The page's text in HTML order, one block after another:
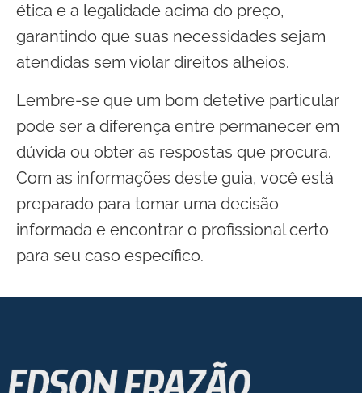
ética e a legalidade acima do preço,
garantindo que suas necessidades sejam
atendidas sem violar direitos alheios.
Lembre-se que um bom detetive particular
pode ser a diferença entre permanecer em
dúvida ou obter as respostas que procura.
Com as informações deste guia, você está
preparado para tomar uma decisão
informada e encontrar o profissional certo
para seu caso específico.